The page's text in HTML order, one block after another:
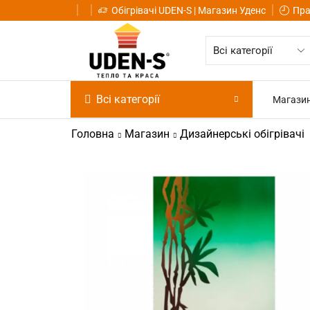
Обігрівачі UDEN-S | Магазин Уденс
Всі категорії
Головна Магазин Дизайнерські обігрівачі